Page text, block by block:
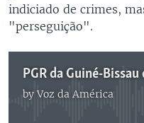
indiciado de crimes,
"perseguição".
byVoz da América
No media